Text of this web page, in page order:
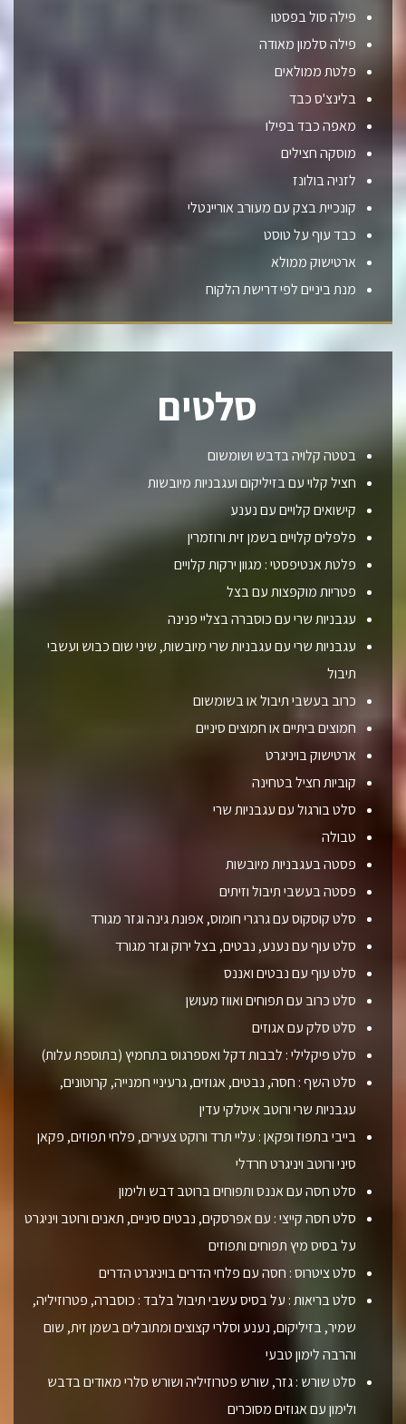
סלטים
בטטה קלויה בדבש ושומשום
חציל קלוי עם בזיליקום ועגבניות מיובשות
קישואים קלויים עם נענע
פלפלים קלויים בשמן זית ורוזמרין
פלטת אנטיפסטי : מגוון ירקות קלויים
פטריות מוקפצות עם בצל
עגבניות שרי עם כוסברה בצליי פנינה
עגבניות שרי עם עגבניות שרי מיובשות, שיני שום כבוש ועשבי
תיבול
כרוב בעשבי תיבול או בשומשום
חמוצים ביתיים או חמוצים סיניים
ארטישוק בויניגרט
קוביות חציל בטחינה
סלט בורגול עם עגבניות שרי
טבולה
פסטה בעגבניות מיובשות
פסטה בעשבי תיבול וזיתים
סלט קוסקוס עם גרגרי חומוס, אפונת גינה וגזר מגורד
סלט עוף עם נענע, נבטים, בצל ירוק וגזר מגורד
סלט עוף עם נבטים ואננס
סלט כרוב עם תפוחים ואווז מעושן
סלט סלק עם אגוזים
סלט פיקלילי : לבבות דקל ואספרגוס בתחמיץ (בתוספת עלות)
סלט השף : חסה, נבטים, אגוזים, גרעיניי חמנייה, קרוטונים,
עגבניות שרי ורוטב איטלקי עדין
בייבי בתפוז ופקאן : עליי תרד ורוקט צעירים, פלחי תפוזים, פקאן
סיני ורוטב ויניגרט חרדלי
סלט חסה עם אננס ותפוחים ברוטב דבש ולימון
סלט חסה קייצי : עם אפרסקים, נבטים סיניים, תאנים ורוטב ויניגרט
על בסיס מיץ תפוחים ותפוזים
סלט ציטרוס : חסה עם פלחי הדרים בויניגרט הדרים
סלט בריאות : על בסיס עשבי תיבול בלבד : כוסברה, פטרוזיליה,
שמיר, בזיליקום, נענע וסלרי קצוצים ומתובלים בשמן זית, שום
והרבה לימון טבעי
סלט שורש : גזר, שורש פטרוזיליה ושורש סלרי מאודים בדבש
ולימון עם אגוזים מסוכרים
פילה סול בפסטו
פילה סלמון מאודה
פלטת ממולאים
בלינצ'ס כבד
מאפה כבד בפילו
מוסקה חצילים
לזניה בולונז
קונכיית בצק עם מעורב אוריינטלי
כבד עוף על טוסט
ארטישוק ממולא
מנת ביניים לפי דרישת הלקוח